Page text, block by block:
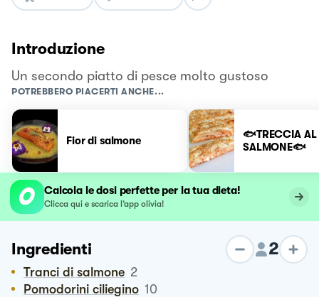
Introduzione
Un secondo piatto di pesce molto gustoso
POTREBBERO PIACERTI ANCHE...
Fior di salmone
🐟TRECCIA AL
SALMONE🐟
Calcola le dosi perfette per la tua dieta!
Clicca qui e scarica l’app olivia!
Ingredienti 2
Tranci di salmone 2
Pomodorini ciliegino 10